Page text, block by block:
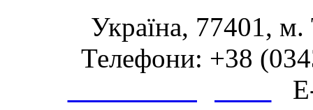
Україна, 77401,
Телефони: +38